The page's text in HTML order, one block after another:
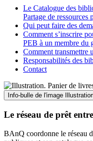
Le Catalogue des
Partage de ressources
Qui peut faire des
Comment s’inscrire
PEB à un membre du
Comment transmettre
Responsabilités des
Contact
Info-bulle de l'image
Le réseau de prêt
BAnQ coordonne le réseau